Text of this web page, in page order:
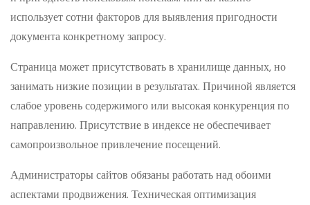
использует сотни факторов для выявления пригодности
документа конкретному запросу.
Страница может присутствовать в хранилище данных, но
занимать низкие позиции в результатах. Причиной является
слабое уровень содержимого или высокая конкуренция по
направлению. Присутствие в индексе не обеспечивает
самопроизвольное привлечение посещений.
Администраторы сайтов обязаны работать над обоими
аспектами продвижения. Техническая оптимизация